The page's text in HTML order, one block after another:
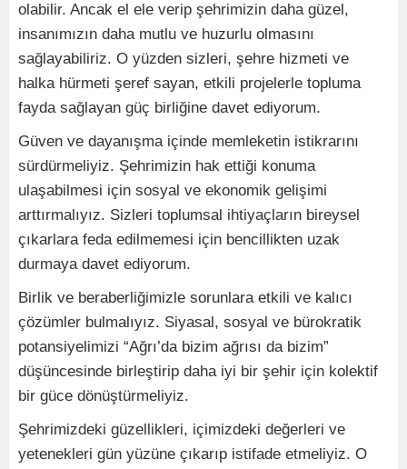
olabilir. Ancak el ele verip şehrimizin daha güzel,
insanımızın daha mutlu ve huzurlu olmasını
sağlayabiliriz. O yüzden sizleri, şehre hizmeti ve
halka hürmeti şeref sayan, etkili projelerle topluma
fayda sağlayan güç birliğine davet ediyorum.
Güven ve dayanışma içinde memleketin istikrarını
sürdürmeliyiz. Şehrimizin hak ettiği konuma
ulaşabilmesi için sosyal ve ekonomik gelişimi
arttırmalıyız. Sizleri toplumsal ihtiyaçların bireysel
çıkarlara feda edilmemesi için bencillikten uzak
durmaya davet ediyorum.
Birlik ve beraberliğimizle sorunlara etkili ve kalıcı
çözümler bulmalıyız. Siyasal, sosyal ve bürokratik
potansiyelimizi “Ağrı’da bizim ağrısı da bizim”
düşüncesinde birleştirip daha iyi bir şehir için kolektif
bir güce dönüştürmeliyiz.
Şehrimizdeki güzellikleri, içimizdeki değerleri ve
yetenekleri gün yüzüne çıkarıp istifade etmeliyiz. O